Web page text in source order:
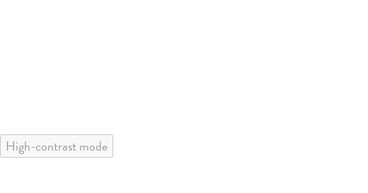
High-contrast mode